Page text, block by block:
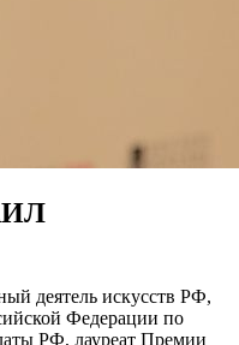
деятель искусств РФ,
Федерации по
РФ, лауреат Премии